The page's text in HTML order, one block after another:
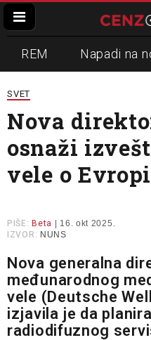
REM Napadi na
Zvučni top
Propaganda
Informer Slavko
SVET
Nova
osnaži
vele o Evropi
PIŠE: Beta
| 16. okt 2025.
IZVOR: NUNS
Nova generalna
međunarodnog
vele (Deutsche
izjavila je da
radiodifuznog